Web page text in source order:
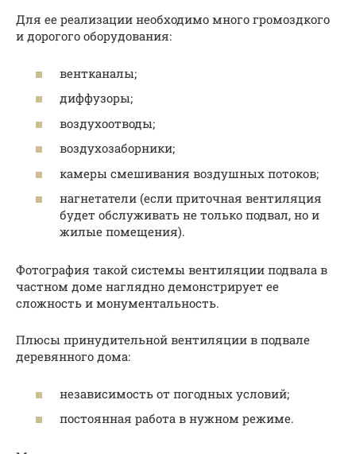
Для ее реализации необходимо много громоздкого
и дорогого оборудования:
вентканалы;
диффузоры;
воздухоотводы;
воздухозаборники;
камеры смешивания воздушных потоков;
нагнетатели (если приточная вентиляция
будет обслуживать не только подвал, но и
жилые помещения).
Фотография такой системы вентиляции подвала в
частном доме наглядно демонстрирует ее
сложность и монументальность.
Плюсы принудительной вентиляции в подвале
деревянного дома:
независимость от погодных условий;
постоянная работа в нужном режиме.